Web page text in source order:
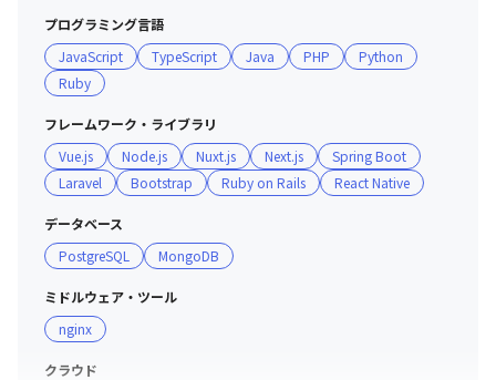
購入OK！
□資格取得支援→ AWS・GCP・情報処理試験など資格受
験費用をサポート！
□勉強会・LT会→ 社内外の勉強会やLT会を定期開催！ 最
新技術をキャッチアップできる！
□ 1on1・キャリア相談→いつでもキャリアや技術の悩み
を相談できる環境！
🌟”学ぶ姿勢のある人を全力で応援する”  そんなカルチャ
ーが根付いています。
ひ一度お話しましょう！
プログラミング言語
JavaScript
TypeScript Java PHP
Python
Ruby
フレームワーク・ライブラリ
Vue.js
Node.js Nuxt.js Next.js
Spring Boot
Laravel
Bootstrap Ruby on Rails React Native
データベース
PostgreSQL
MongoDB
ミドルウェア・ツール
nginx
クラウド